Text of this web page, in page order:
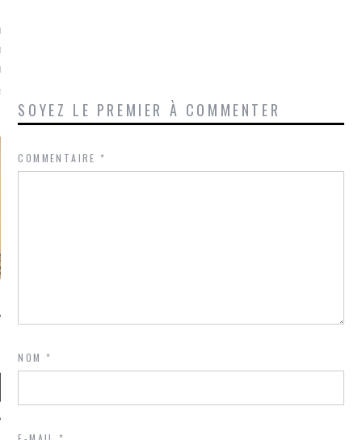
je t'aime, my little bassin
comment ? "
je ne parle presque que
SOYEZ LE PREMIER À COMMENTER
COMMENTAIRE*
NOM*